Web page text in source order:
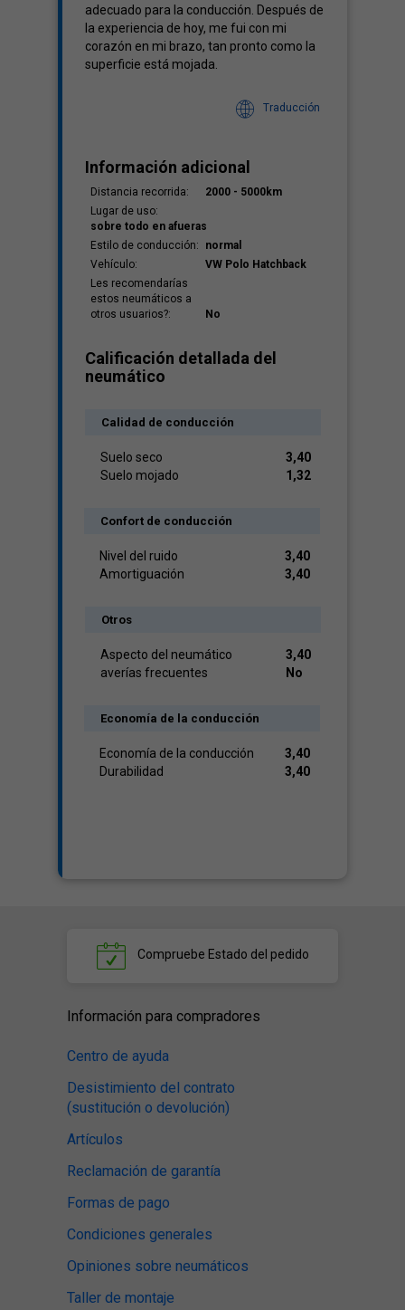
adecuado para la conducción. Después de
la experiencia de hoy, me fui con mi
corazón en mi brazo, tan pronto como la
superficie está mojada.
Traducción
Información adicional
Distancia recorrida:
2000 - 5000km
Lugar de uso:
sobre todo en afueras
Estilo de conducción:
normal
Vehículo:
VW Polo Hatchback
Les recomendarías
estos neumáticos a
otros usuarios?:
No
Calificación detallada del
neumático
Calidad de conducción
Suelo seco
3,40
Suelo mojado
1,32
Confort de conducción
Nivel del ruido
3,40
Amortiguación
3,40
Otros
Aspecto del neumático
3,40
averías frecuentes
No
Economía de la conducción
Economía de la conducción
3,40
Durabilidad
3,40
Compruebe Estado del pedido
Información para compradores
Centro de ayuda
Desistimiento del contrato
(sustitución o devolución)
Artículos
Reclamación de garantía
Formas de pago
Condiciones generales
Opiniones sobre neumáticos
Taller de montaje